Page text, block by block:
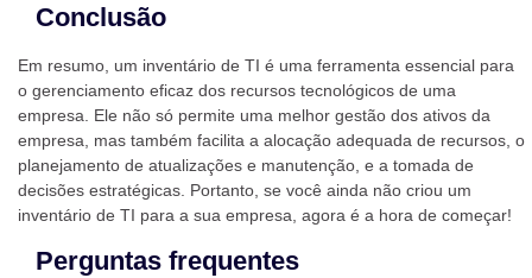
Conclusão
Em resumo, um inventário de TI é uma ferramenta essencial para
o gerenciamento eficaz dos recursos tecnológicos de uma
empresa. Ele não só permite uma melhor gestão dos ativos da
empresa, mas também facilita a alocação adequada de recursos, o
planejamento de atualizações e manutenção, e a tomada de
decisões estratégicas. Portanto, se você ainda não criou um
inventário de TI para a sua empresa, agora é a hora de começar!
Perguntas frequentes